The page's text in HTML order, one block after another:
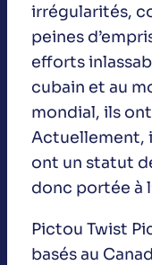
irrégularités,
peines
efforts
cubain et au
mondial, ils
Actuellement,
ont un statut
donc portée à
Pictou Twist
basés au